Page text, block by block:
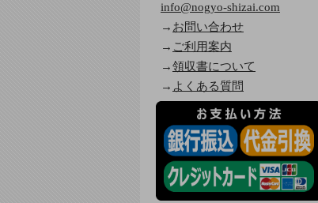
info@nogyo-shizai.com
→ お問い合わせ
→ ご利用案内
→領収書について
→ よくある質問